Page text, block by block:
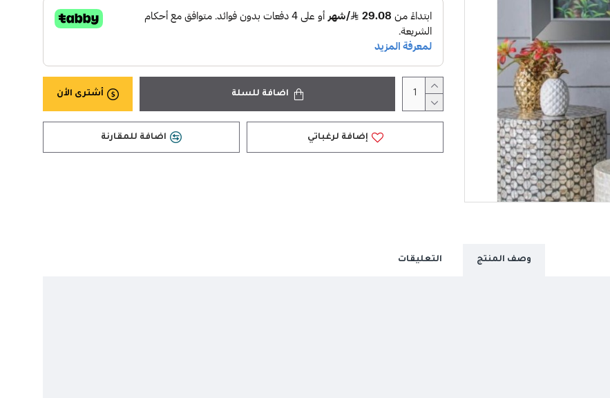
اضافة للسلة أشترى الأن
إضافة لرغباتي اضافة للمقارنة
وصف المنتج التعليقات